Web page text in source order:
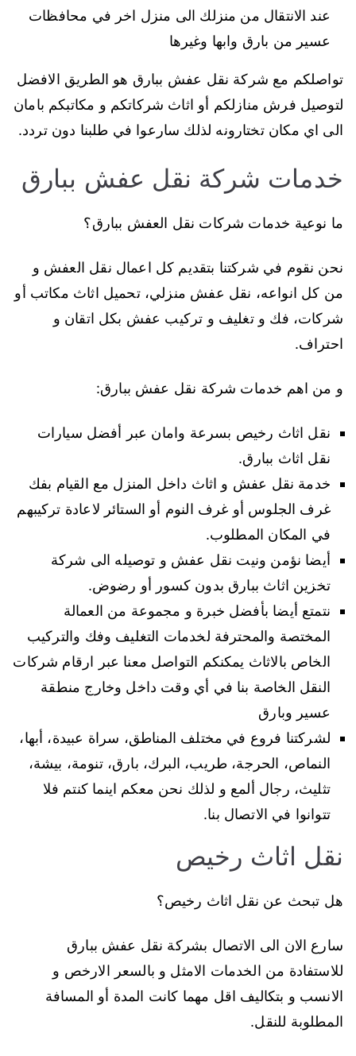
عند الانتقال من منزلك الى منزل اخر في محافظات
عسير من بارق وابها وغيرها
تواصلكم مع شركة نقل عفش ببارق هو الطريق الافضل
لتوصيل فرش منازلكم أو اثاث شركاتكم و مكاتبكم بامان
الى اي مكان تختارونه لذلك سارعوا في طلبنا دون تردد.
خدمات شركة نقل عفش ببارق
ما نوعية خدمات شركات نقل العفش ببارق؟
نحن نقوم في شركتنا بتقديم كل اعمال نقل العفش و
من كل انواعه، نقل عفش منزلي، تحميل اثاث مكاتب أو
شركات، فك و تغليف و تركيب عفش بكل اتقان و
احتراف.
و من اهم خدمات شركة نقل عفش ببارق:
نقل اثاث رخيص بسرعة وامان عبر أفضل سيارات
نقل اثاث ببارق.
خدمة نقل عفش و اثاث داخل المنزل مع القيام بفك
غرف الجلوس أو غرف النوم أو الستائر لاعادة تركيبهم
في المكان المطلوب.
أيضا نؤمن ونيت نقل عفش و توصيله الى شركة
تخزين اثاث ببارق بدون كسور أو رضوض.
نتمتع أيضا بأفضل خبرة و مجموعة من العمالة
المختصة والمحترفة لخدمات التغليف وفك والتركيب
الخاص بالاثاث يمكنكم التواصل معنا عبر ارقام شركات
النقل الخاصة بنا في أي وقت داخل وخارج منطقة
عسير وبارق
لشركتنا فروع في مختلف المناطق، سراة عبيدة، أبها،
النماص، الحرجة، طريب، البرك، بارق، تنومة، بيشة،
تثليث، رجال ألمع و لذلك نحن معكم اينما كنتم فلا
تتوانوا في الاتصال بنا.
نقل اثاث رخيص
هل تبحث عن نقل اثاث رخيص؟
سارع الان الى الاتصال بشركة نقل عفش ببارق
للاستفادة من الخدمات الامثل و بالسعر الارخص و
الانسب و بتكاليف اقل مهما كانت المدة أو المسافة
المطلوبة للنقل.